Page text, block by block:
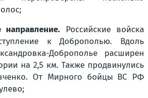
направление. Российские войска
к Доброполью. Вдоль
Доброполье расширен
на 2,5 км. Также продвинулись
От Мирного бойцы ВС РФ